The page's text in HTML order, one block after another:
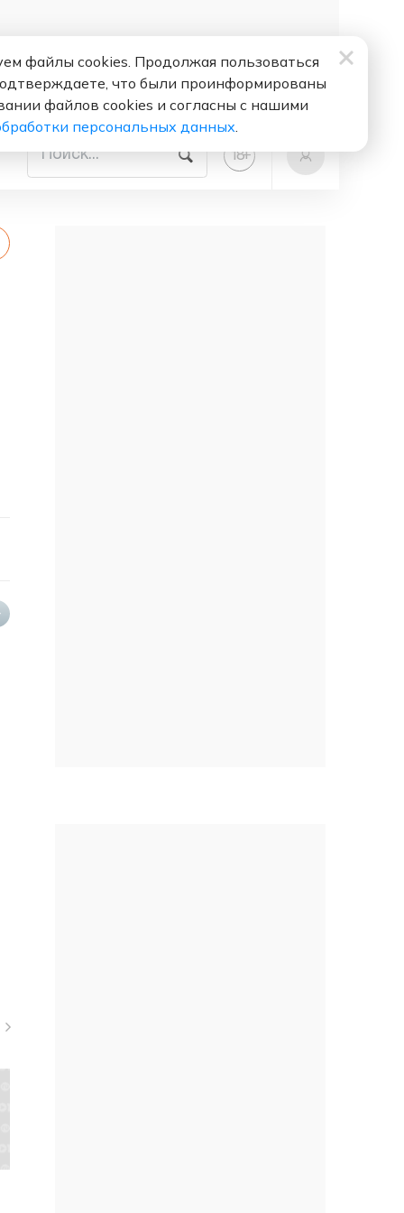
18+
файлы cookies. Продолжая пользоваться
что были проинформированы
файлов cookies и согласны с нашими
персональных данных.